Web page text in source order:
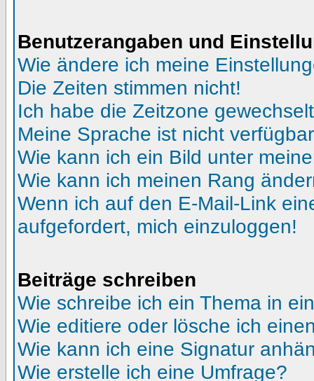
Benutzerangaben und
Wie ändere ich meine
Die Zeiten stimmen nicht!
Ich habe die Zeitzone
Meine Sprache ist nicht
Wie kann ich ein Bild unter
Wie kann ich meinen Rang
Wenn ich auf den E-Mail-Link
aufgefordert, mich einzuloggen!
Beiträge schreiben
Wie schreibe ich ein Thema in
Wie editiere oder lösche ich
Wie kann ich eine Signatur
Wie erstelle ich eine Umfrage?